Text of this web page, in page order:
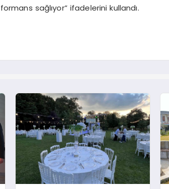
sağlıyor” ifadelerini kullandı.